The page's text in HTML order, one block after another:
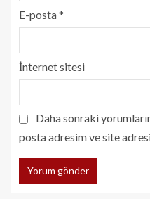
E-posta*
İnternet sitesi
Daha sonraki
posta adresim ve site